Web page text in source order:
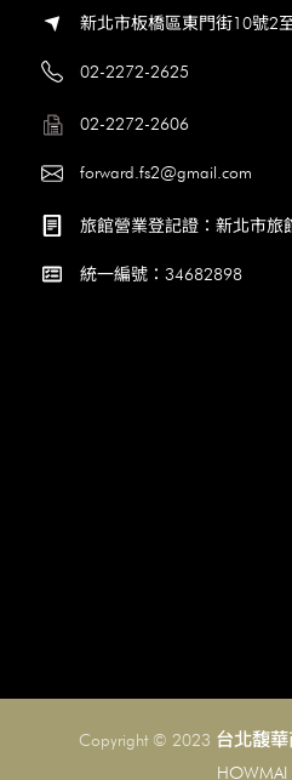
新北市板橋區東門街10號2
02-2272-2625
02-2272-2606
forward.fs2@gmail.com
旅館營業登記證：新北市旅
統一編號：34682898
Copyright © 2023 台北馥
HOWMAI